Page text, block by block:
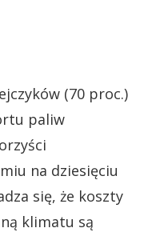
(70 proc.)
paliw
na dziesięciu
się, że koszty
klimatu są